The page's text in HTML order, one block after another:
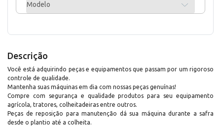
Modelo
Descrição
Você está adquirindo peças e equipamentos que passam por um rigoroso
controle de qualidade.
Mantenha suas máquinas em dia com nossas peças genuínas!
Compre com segurança e qualidade produtos para seu equipamento
agrícola, tratores, colheitadeiras entre outros.
Peças de reposição para manutenção dá sua máquina durante a safra
desde o plantio até a colheita.